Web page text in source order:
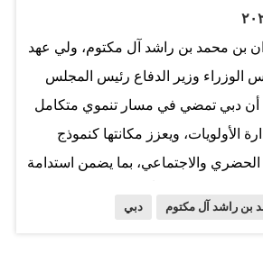
أبرزها: الانتعاش الاقتصادي القوي،
الاستثمار، البيئة، الضريبة
المتطورة والسياسات الحكومية
في ذلك برامج التأشيرات الذهبية
ويعتبر مشروع «إيدن هيلز» الذي
إتش، الأعلى…
بن محمد بن راشد آل مكتوم، ولي عهد
الوزراء وزير الدفاع رئيس المجلس
أن دبي تمضي في مسار تنموي متكامل
الأولويات، ويعزز مكانتها كنموذج
والاجتماعي، بما يضمن استدامة
بن راشد آل مكتوم دبي